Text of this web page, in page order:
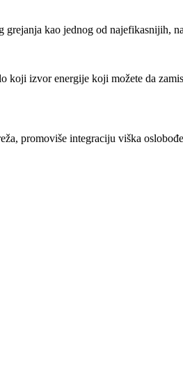
grejanja kao jednog od najefikasnijih,
koji izvor energije koji možete da
promoviše integraciju viška